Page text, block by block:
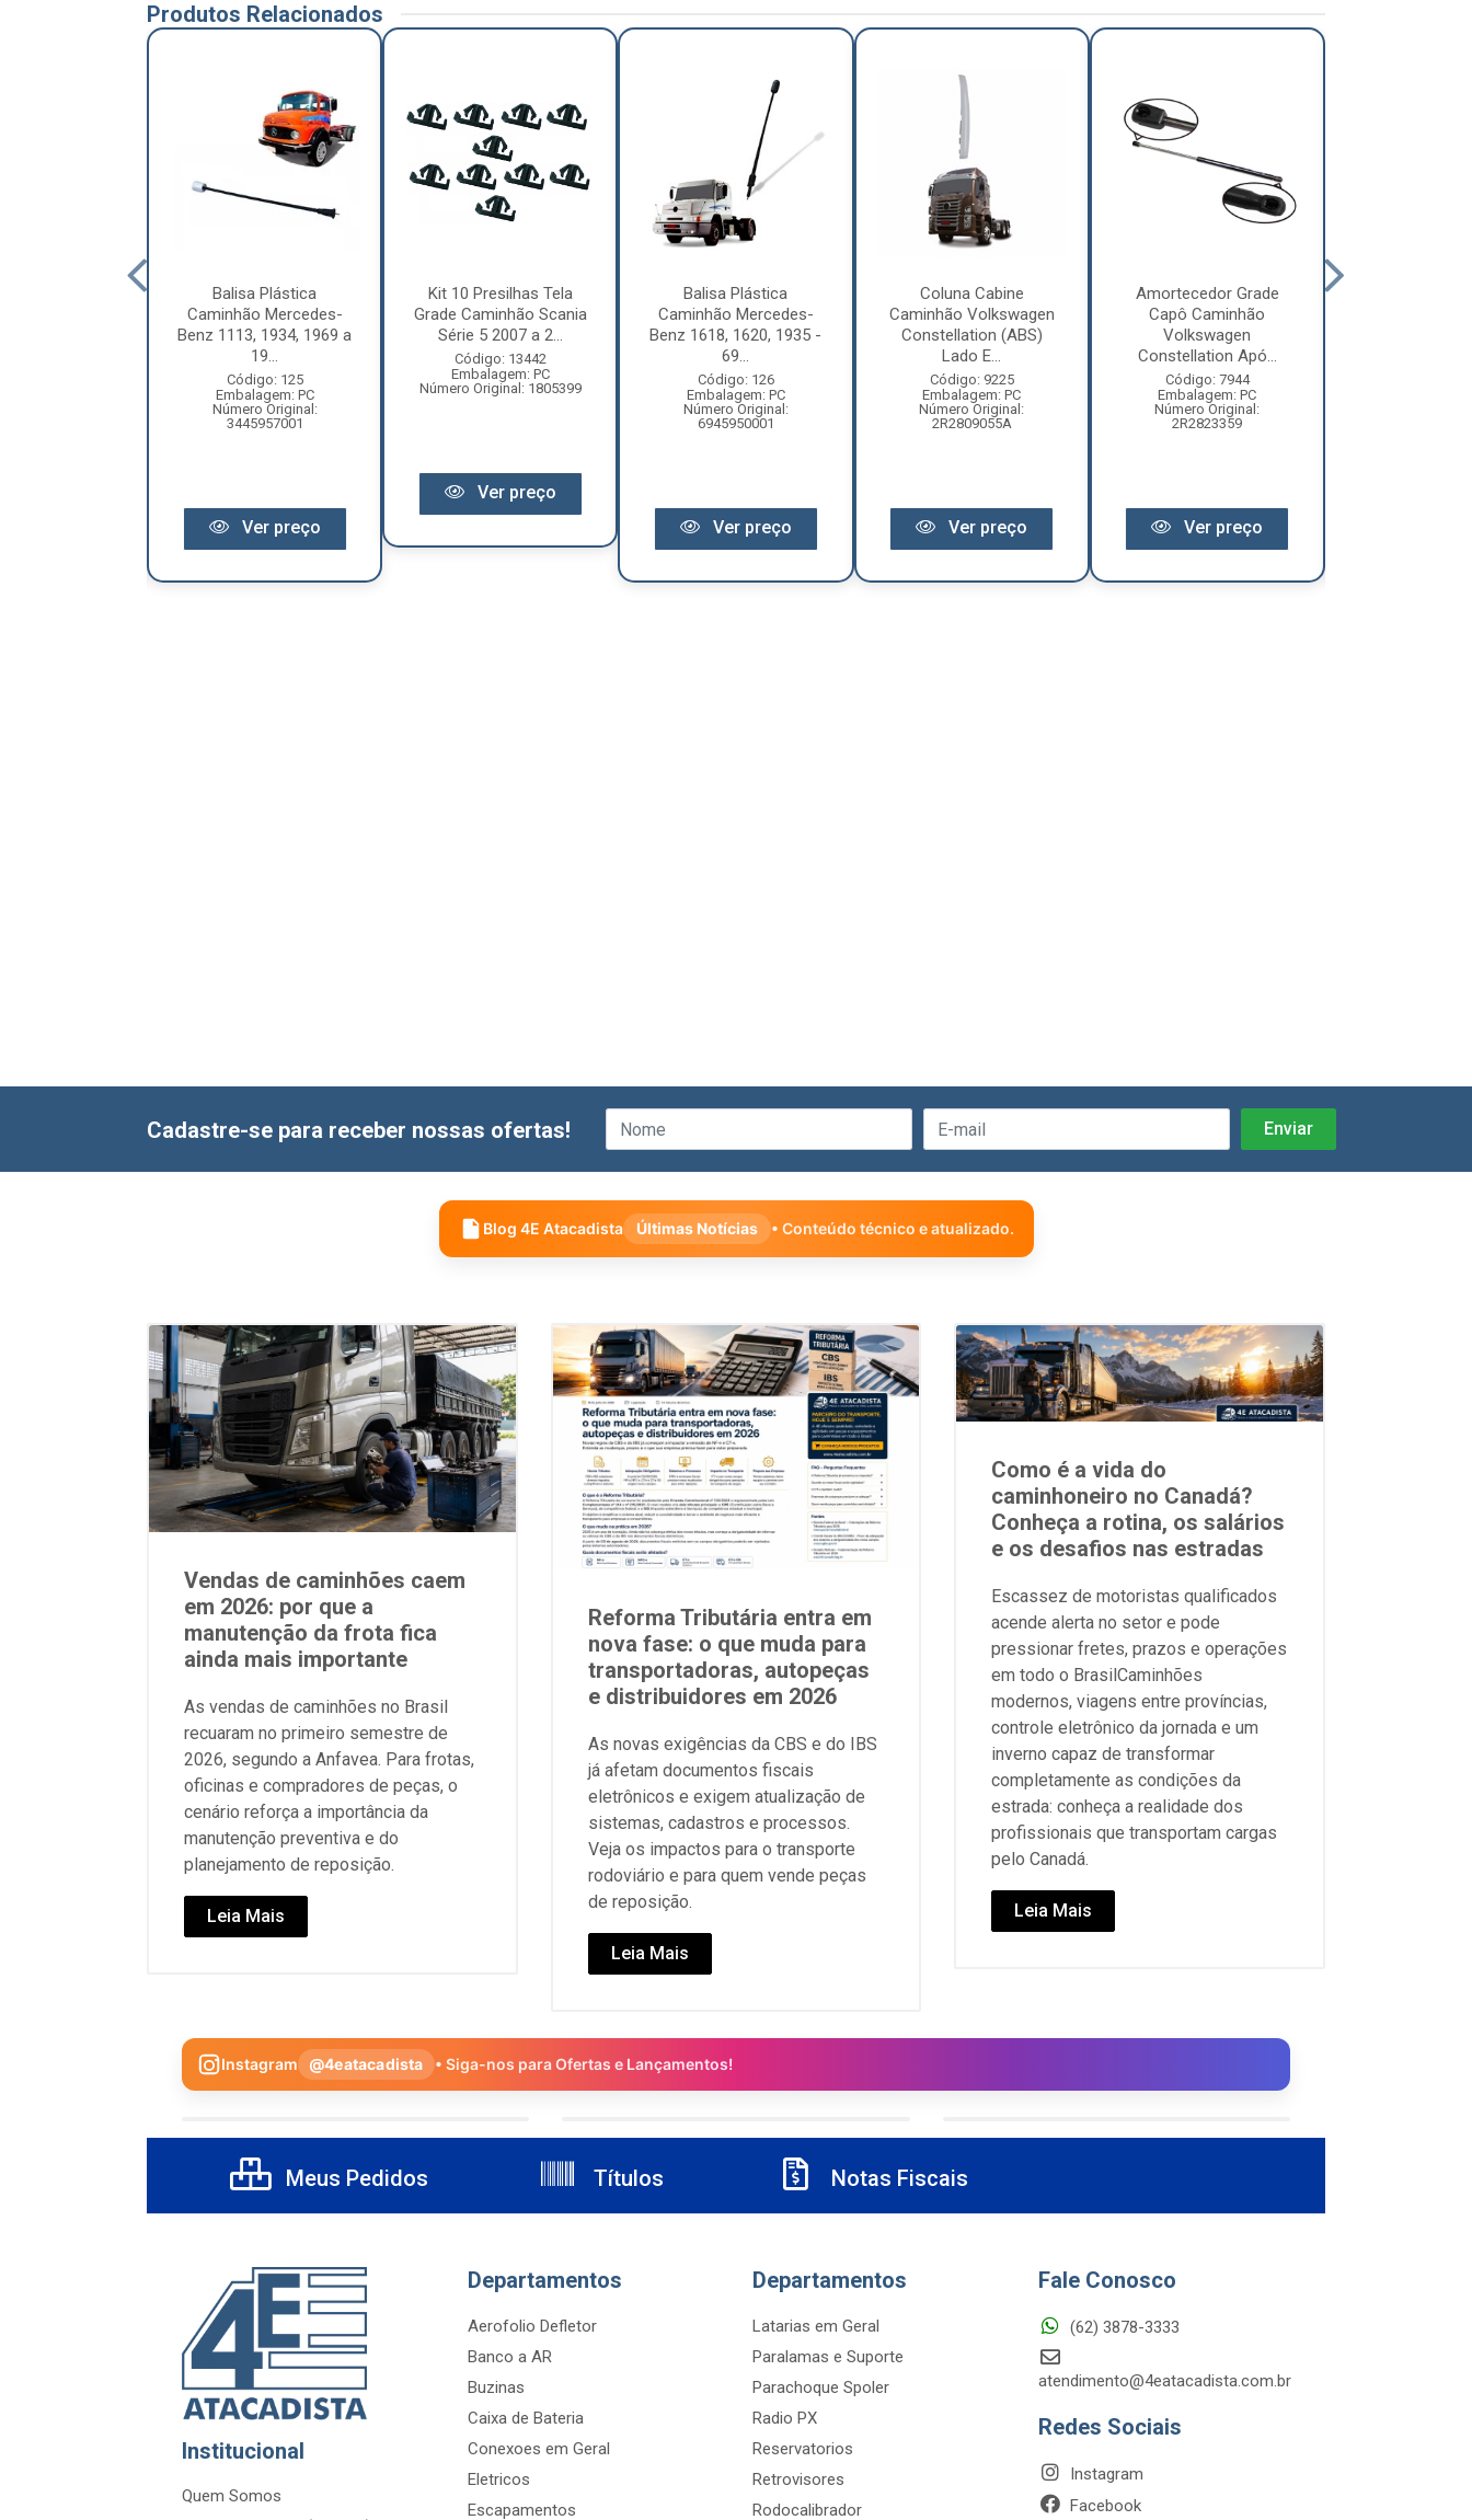
Produtos Relacionados
Balisa Plástica
Caminhão Mercedes-
Benz 1113, 1934, 1969 a
19...
Código: 125
Embalagem: PC
Número Original:
3445957001
Ver preço
Kit 10 Presilhas Tela
Grade Caminhão Scania
Série 5 2007 a 2...
Código: 13442
Embalagem: PC
Número Original: 1805399
Ver preço
Balisa Plástica
Caminhão Mercedes-
Benz 1618, 1620, 1935 -
69...
Código: 126
Embalagem: PC
Número Original:
6945950001
Ver preço
Coluna Cabine
Caminhão Volkswagen
Constellation (ABS)
Lado E...
Código: 9225
Embalagem: PC
Número Original:
2R2809055A
Ver preço
Amortecedor Grade
Capô Caminhão
Volkswagen
Constellation Apó...
Código: 7944
Embalagem: PC
Número Original:
2R2823359
Ver preço
Cadastre-se para receber nossas ofertas!
Blog 4E Atacadista Últimas Notícias • Conteúdo técnico e atualizado.
Vendas de caminhões caem
em 2026: por que a
manutenção da frota fica
ainda mais importante
As vendas de caminhões no Brasil
recuaram no primeiro semestre de
2026, segundo a Anfavea. Para frotas,
oficinas e compradores de peças, o
cenário reforça a importância da
manutenção preventiva e do
planejamento de reposição.
Leia Mais
Reforma Tributária entra em
nova fase: o que muda para
transportadoras, autopeças
e distribuidores em 2026
As novas exigências da CBS e do IBS
já afetam documentos fiscais
eletrônicos e exigem atualização de
sistemas, cadastros e processos.
Veja os impactos para o transporte
rodoviário e para quem vende peças
de reposição.
Leia Mais
Como é a vida do
caminhoneiro no Canadá?
Conheça a rotina, os salários
e os desafios nas estradas
Escassez de motoristas qualificados
acende alerta no setor e pode
pressionar fretes, prazos e operações
em todo o BrasilCaminhões
modernos, viagens entre províncias,
controle eletrônico da jornada e um
inverno capaz de transformar
completamente as condições da
estrada: conheça a realidade dos
profissionais que transportam cargas
pelo Canadá.
Leia Mais
Instagram @4eatacadista • Siga-nos para Ofertas e Lançamentos!
Meus Pedidos Títulos Notas Fiscais
Institucional
Quem Somos
Departamentos
Aerofolio Defletor
Banco a AR
Buzinas
Caixa de Bateria
Conexoes em Geral
Eletricos
Escapamentos
Departamentos
Latarias em Geral
Paralamas e Suporte
Parachoque Spoler
Radio PX
Reservatorios
Retrovisores
Rodocalibrador
Fale Conosco
(62) 3878-3333
atendimento@4eatacadista.com.br
Redes Sociais
Instagram
Facebook